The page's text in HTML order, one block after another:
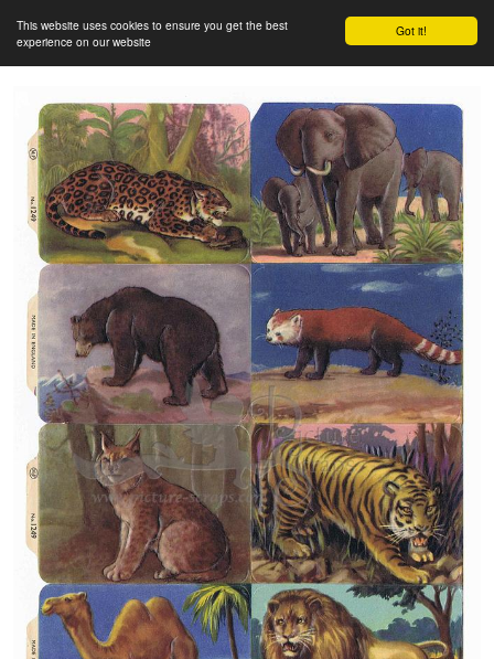
Got it!
This website uses cookies to ensure you get the best
experience on our website